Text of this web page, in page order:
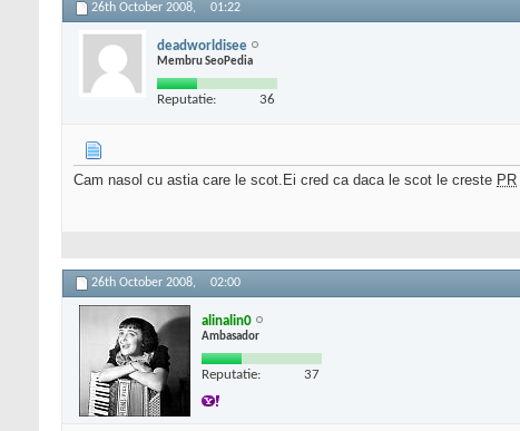
26th October 2008, 01:22
deadworldisee
Membru SeoPedia
Reputatie: 36
Cam nasol cu astia care le scot.Ei cred ca daca le scot le creste PR
26th October 2008, 02:00
alinalin0
Ambasador
Reputatie: 37